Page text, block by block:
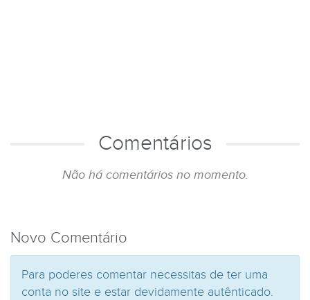
Comentários
Não há comentários no momento.
Novo Comentário
Para poderes comentar necessitas de ter uma
conta no site e estar devidamente autênticado.